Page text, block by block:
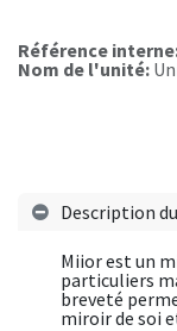
Référence
Nom de l'unité:
Description
Miior est un
particuliers
breveté
miroir de soi